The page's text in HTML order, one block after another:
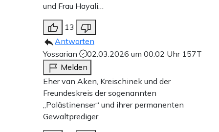
und Frau Hayali…
13
Antworten
Yossarian
02.03.2026 um 00:02 Uhr 157T
Melden
Eher van Aken, Kreischinek und der
Freundeskreis der sogenannten
„Palästinenser“ und ihrer permanenten
Gewaltprediger.